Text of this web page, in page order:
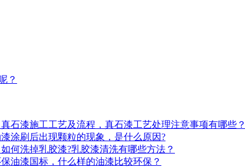
？
石漆施工工艺及流程，真石漆工艺处理注意事项有哪些？
涂刷后出现颗粒的现象，是什么原因?
何洗掉乳胶漆?乳胶漆清洗有哪些方法？
油漆国标，什么样的油漆比较环保？